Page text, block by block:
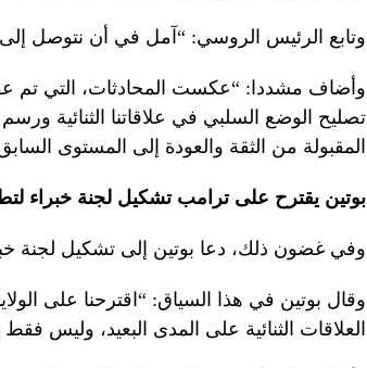
وتابع الرئيس الروسي: “آمل في أن نتوصل إلى
وأضاف مشددا: “عكست المحادثات، التي تم
تصليح الوضع السلبي في علاقاتنا الثنائية
المقبولة من الثقة والعودة إلى المستوى
بوتين يقترح على ترامب تشكيل لجنة خبراء
وفي غضون ذلك، دعا بوتين إلى تشكيل لجنة
وقال بوتين في هذا السياق: “اقترحنا على
العلاقات الثنائية على المدى البعيد، وليس